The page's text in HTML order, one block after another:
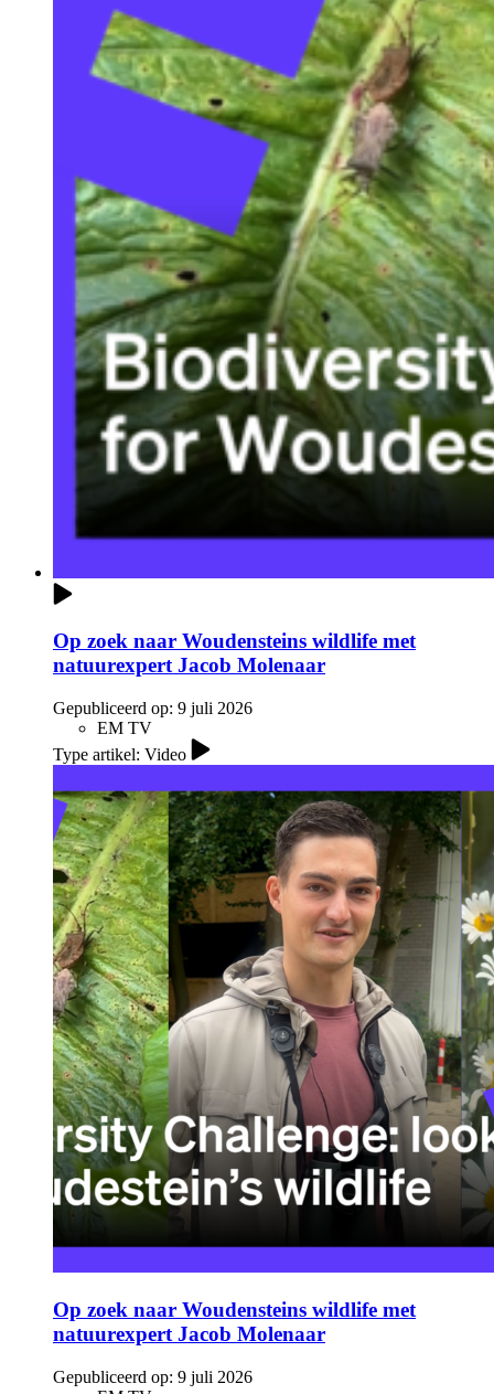
Op zoek naar Woudensteins wildlife met
natuurexpert Jacob Molenaar
Gepubliceerd op: 9 juli 2026
EM TV
Type artikel: Video
Op zoek naar Woudensteins wildlife met
natuurexpert Jacob Molenaar
Gepubliceerd op: 9 juli 2026